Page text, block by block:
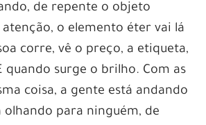
de repente o objeto
atenção, o elemento éter vai lá
corre, vê o preço, a etiqueta,
quando surge o brilho. Com as
coisa, a gente está andando
olhando para ninguém, de